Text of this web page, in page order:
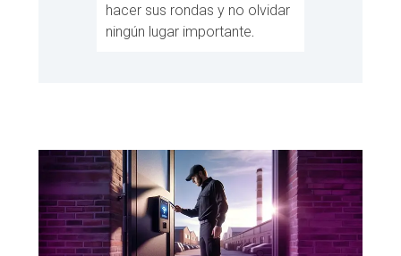
hacer sus rondas y no olvidar
ningún lugar importante.